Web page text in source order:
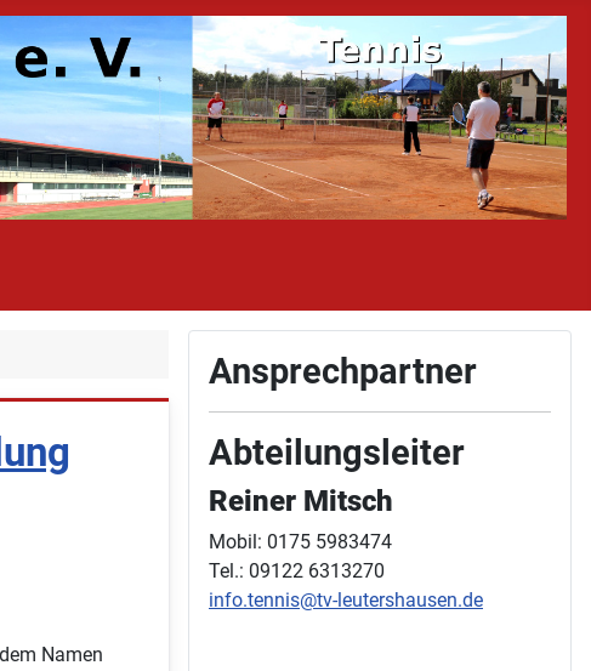
Namen
Ansprechpartner
Abteilungsleiter
Reiner Mitsch
Mobil: 0175 5983474
Tel.: 09122 6313270
info.tennis@tv-leutershausen.de